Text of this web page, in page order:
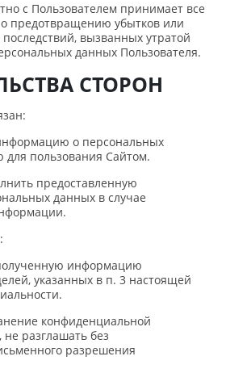
с Пользователем принимает все
предотвращению убытков или
вызванных утратой
данных Пользователя.
СТОРОН
о персональных
пользования Сайтом.
предоставленную
данных в случае
информацию
указанных в п. 3 настоящей
конфиденциальной
разглашать без
разрешения